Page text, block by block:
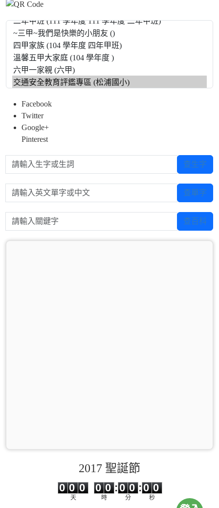
Facebook
Twitter
Google+
Pinterest
請輸入生字或生詞 查生字
請輸入英文單字或中文 查單字
請輸入關鍵字 查百科
2017 聖誕節
0 0
0
0
天
0
0
0
0
時
:
0
0
0
0
分
:0 0
秒